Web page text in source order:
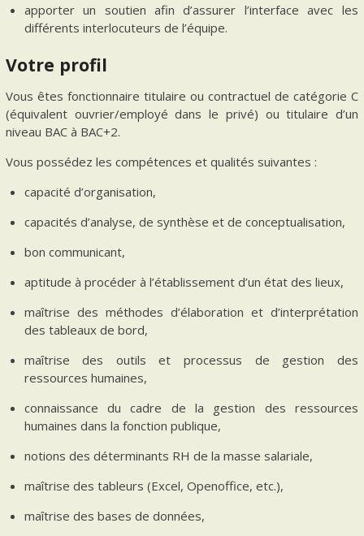
apporter un soutien afin d’assurer l’interface avec les
différents interlocuteurs de l’équipe.
Votre profil
Vous êtes fonctionnaire titulaire ou contractuel de catégorie C
(équivalent ouvrier/employé dans le privé) ou titulaire d’un
niveau BAC à BAC+2.
Vous possédez les compétences et qualités suivantes :
capacité d’organisation,
capacités d’analyse, de synthèse et de conceptualisation,
bon communicant,
aptitude à procéder à l’établissement d’un état des lieux,
maîtrise des méthodes d’élaboration et d’interprétation
des tableaux de bord,
maîtrise des outils et processus de gestion des
ressources humaines,
connaissance du cadre de la gestion des ressources
humaines dans la fonction publique,
notions des déterminants RH de la masse salariale,
maîtrise des tableurs (Excel, Openoffice, etc.),
maîtrise des bases de données,